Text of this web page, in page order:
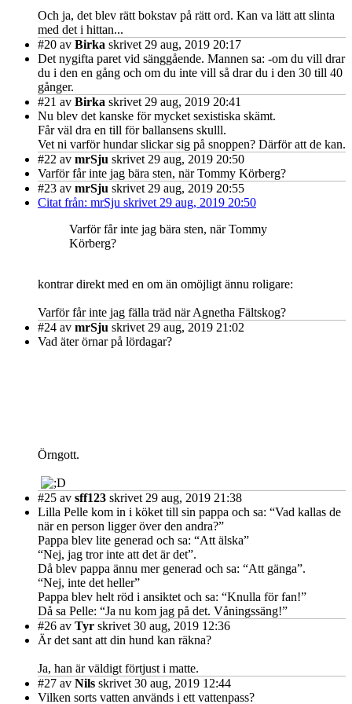
Och ja, det blev rätt bokstav på rätt ord. Kan va lätt att slinta
med det i hittan...
#20 av Birka skrivet 29 aug, 2019 20:17
Det nygifta paret vid sänggående. Mannen sa: -om du vill drar
du i den en gång och om du inte vill så drar du i den 30 till 40
gånger.
#21 av Birka skrivet 29 aug, 2019 20:41
Nu blev det kanske för mycket sexistiska skämt.
Får väl dra en till för ballansens skulll.
Vet ni varför hundar slickar sig på snoppen? Därför att de kan.
#22 av mrSju skrivet 29 aug, 2019 20:50
Varför får inte jag bära sten, när Tommy Körberg?
#23 av mrSju skrivet 29 aug, 2019 20:55
Citat från: mrSju skrivet 29 aug, 2019 20:50
Varför får inte jag bära sten, när Tommy
Körberg?
kontrar direkt med en om än omöjligt ännu roligare:
Varför får inte jag fälla träd när Agnetha Fältskog?
#24 av mrSju skrivet 29 aug, 2019 21:02
Vad äter örnar på lördagar?
Örngott.
#25 av sff123 skrivet 29 aug, 2019 21:38
Lilla Pelle kom in i köket till sin pappa och sa: “Vad kallas de
när en person ligger över den andra?”
Pappa blev lite generad och sa: “Att älska”
“Nej, jag tror inte att det är det”.
Då blev pappa ännu mer generad och sa: “Att gänga”.
“Nej, inte det heller”
Pappa blev helt röd i ansiktet och sa: “Knulla för fan!”
Då sa Pelle: “Ja nu kom jag på det. Våningssäng!”
#26 av Tyr skrivet 30 aug, 2019 12:36
Är det sant att din hund kan räkna?
Ja, han är väldigt förtjust i matte.
#27 av Nils skrivet 30 aug, 2019 12:44
Vilken sorts vatten används i ett vattenpass?